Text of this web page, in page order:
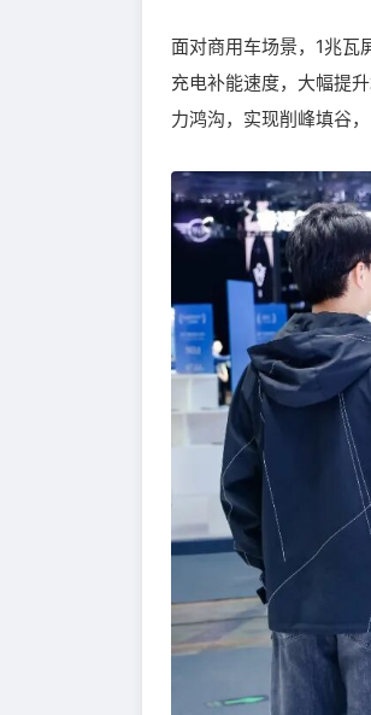
面对商用车场景，1兆瓦
充电补能速度，大幅提
力鸿沟，实现削峰填谷